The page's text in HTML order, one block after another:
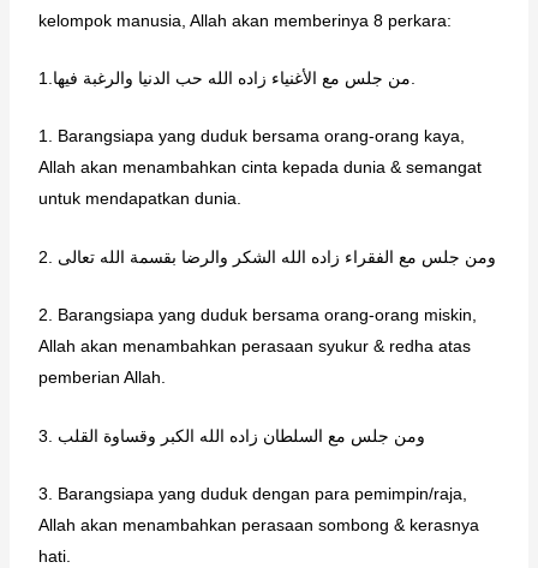
kelompok manusia, Allah akan memberinya 8 perkara:
1. Barangsiapa yang duduk bersama orang-orang kaya,
Allah akan menambahkan cinta kepada dunia & semangat
untuk mendapatkan dunia.
2. ومن جلس مع الفقراء زاده الله الشكر والرضا بقسمة الله تعالى
2. Barangsiapa yang duduk bersama orang-orang miskin,
Allah akan menambahkan perasaan syukur & redha atas
pemberian Allah.
3. ومن جلس مع السلطان زاده الله الكبر وقساوة القلب
3. Barangsiapa yang duduk dengan para pemimpin/raja,
Allah akan menambahkan perasaan sombong & kerasnya
hati.